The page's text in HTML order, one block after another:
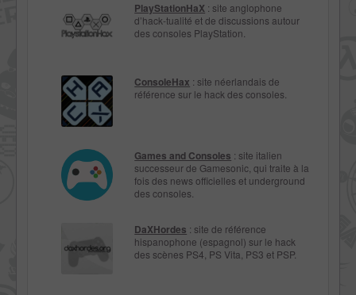
PlayStationHaX : site anglophone
d’hack-tualité et de discussions autour
des consoles PlayStation.
ConsoleHax : site néerlandais de
référence sur le hack des consoles.
Games and Consoles : site italien
successeur de Gamesonic, qui traite à la
fois des news officielles et underground
des consoles.
DaXHordes : site de référence
hispanophone (espagnol) sur le hack
des scènes PS4, PS Vita, PS3 et PSP.